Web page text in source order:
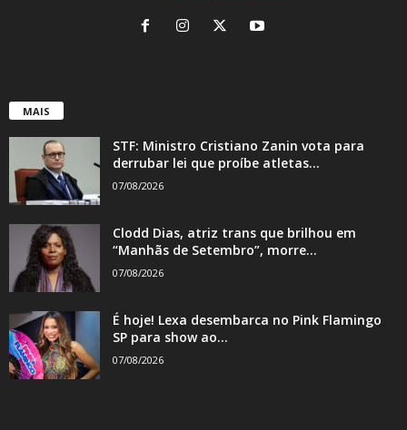
MAIS
STF: Ministro Cristiano Zanin vota para
derrubar lei que proíbe atletas...
07/08/2026
Clodd Dias, atriz trans que brilhou em
“Manhãs de Setembro”, morre...
07/08/2026
É hoje! Lexa desembarca no Pink Flamingo
SP para show ao...
07/08/2026